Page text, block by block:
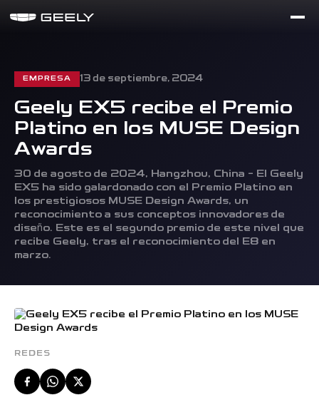
SUV
COOLRAY
NEO
Descubrir
GX3 PRO
Descubrir
COOLRAY
Descubrir
CITYRAY
EMPRESA 13 de septiembre, 2024
Geely EX5 recibe el Premio
Platino en los MUSE Design
Awards
30 de agosto de 2024, Hangzhou, China – El Geely
EX5 ha sido galardonado con el Premio Platino en
los prestigiosos MUSE Design Awards, un
reconocimiento a sus conceptos innovadores de
diseño. Este es el segundo premio de este nivel que
recibe Geely, tras el reconocimiento del E8 en
marzo.
REDES